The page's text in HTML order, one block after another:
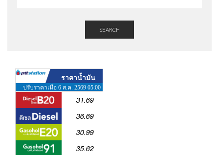
SEARCH